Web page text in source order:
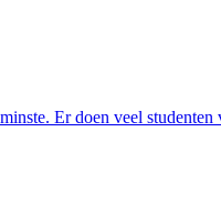
Er doen veel